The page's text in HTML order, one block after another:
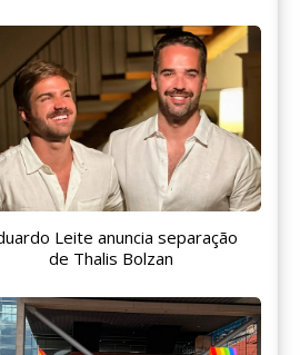
Leite anuncia separação
de Thalis Bolzan